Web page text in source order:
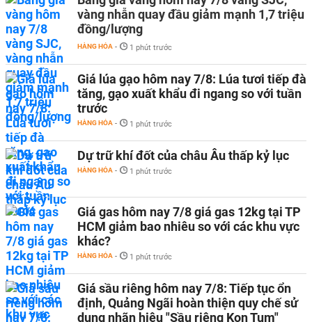
vàng nhẫn quay đầu giảm mạnh 1,7 triệu
đồng/lượng
HÀNG HÓA - 1 phút trước
Giá lúa gạo hôm nay 7/8: Lúa tươi tiếp đà
tăng, gạo xuất khẩu đi ngang so với tuần
trước
HÀNG HÓA - 1 phút trước
Dự trữ khí đốt của châu Âu thấp kỷ lục
HÀNG HÓA - 1 phút trước
Giá gas hôm nay 7/8 giá gas 12kg tại TP
HCM giảm bao nhiêu so với các khu vực
khác?
HÀNG HÓA - 1 phút trước
Giá sầu riêng hôm nay 7/8: Tiếp tục ổn
định, Quảng Ngãi hoàn thiện quy chế sử
dụng nhãn hiệu "Sầu riêng Kon Tum"